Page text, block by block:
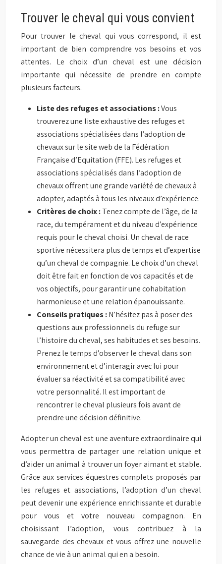
Trouver le cheval qui vous convient
Pour trouver le cheval qui vous correspond, il est
important de bien comprendre vos besoins et vos
attentes. Le choix d’un cheval est une décision
importante qui nécessite de prendre en compte
plusieurs facteurs.
Liste des refuges et associations :Vous
trouverez une liste exhaustive des refuges et
associations spécialisées dans l’adoption de
chevaux sur le site web de la Fédération
Française d’Equitation (FFE). Les refuges et
associations spécialisés dans l’adoption de
chevaux offrent une grande variété de chevaux à
adopter, adaptés à tous les niveaux d’expérience.
Critères de choix :Tenez compte de l’âge, de la
race, du tempérament et du niveau d’expérience
requis pour le cheval choisi. Un cheval de race
sportive nécessitera plus de temps et d’expertise
qu’un cheval de compagnie. Le choix d’un cheval
doit être fait en fonction de vos capacités et de
vos objectifs, pour garantir une cohabitation
harmonieuse et une relation épanouissante.
Conseils pratiques :N’hésitez pas à poser des
questions aux professionnels du refuge sur
l’histoire du cheval, ses habitudes et ses besoins.
Prenez le temps d’observer le cheval dans son
environnement et d’interagir avec lui pour
évaluer sa réactivité et sa compatibilité avec
votre personnalité. Il est important de
rencontrer le cheval plusieurs fois avant de
prendre une décision définitive.
Adopter un cheval est une aventure extraordinaire qui
vous permettra de partager une relation unique et
d’aider un animal à trouver un foyer aimant et stable.
Grâce aux services équestres complets proposés par
les refuges et associations, l’adoption d’un cheval
peut devenir une expérience enrichissante et durable
pour vous et votre nouveau compagnon. En
choisissant l’adoption, vous contribuez à la
sauvegarde des chevaux et vous offrez une nouvelle
chance de vie à un animal qui en a besoin.